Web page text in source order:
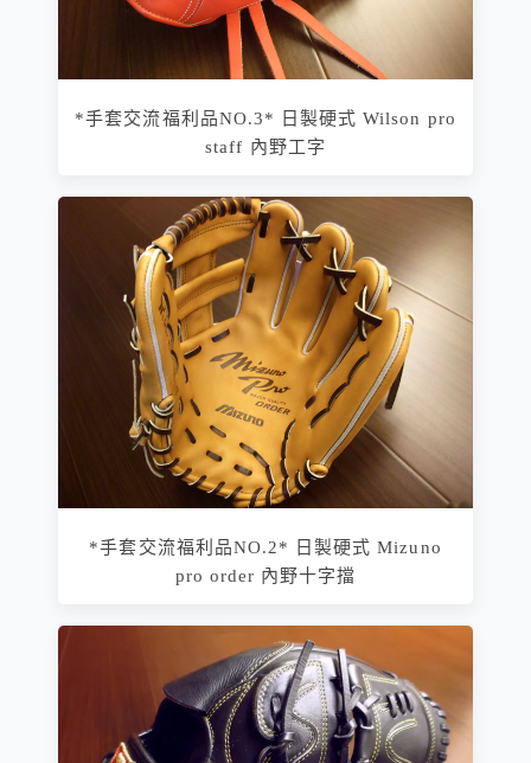
*手套交流福利品NO.3* 日製硬式 Wilson pro
staff 內野工字
*手套交流福利品NO.2* 日製硬式 Mizuno
pro order 內野十字擋